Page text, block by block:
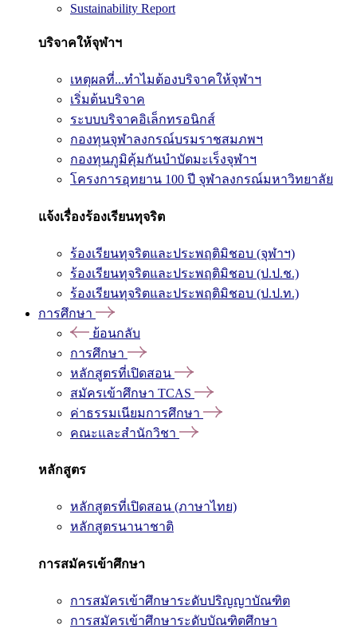
Sustainability Report
บริจาคให้จุฬาฯ
เหตุผลที่...ทำไมต้องบริจาคให้จุฬาฯ
เริ่มต้นบริจาค
ระบบบริจาคอิเล็กทรอนิกส์
กองทุนจุฬาลงกรณ์บรมราชสมภพฯ
กองทุนภูมิคุ้มกันบำบัดมะเร็งจุฬาฯ
โครงการอุทยาน 100 ปี จุฬาลงกรณ์มหาวิทยาลัย
แจ้งเรื่องร้องเรียนทุจริต
ร้องเรียนทุจริตและประพฤติมิชอบ (จุฬาฯ)
ร้องเรียนทุจริตและประพฤติมิชอบ (ป.ป.ช.)
ร้องเรียนทุจริตและประพฤติมิชอบ (ป.ป.ท.)
การศึกษา
ย้อนกลับ
การศึกษา
หลักสูตรที่เปิดสอน
สมัครเข้าศึกษา TCAS
ค่าธรรมเนียมการศึกษา
คณะและสำนักวิชา
หลักสูตร
หลักสูตรที่เปิดสอน (ภาษาไทย)
หลักสูตรนานาชาติ
การสมัครเข้าศึกษา
การสมัครเข้าศึกษาระดับปริญญาบัณฑิต
การสมัครเข้าศึกษาระดับบัณฑิตศึกษา